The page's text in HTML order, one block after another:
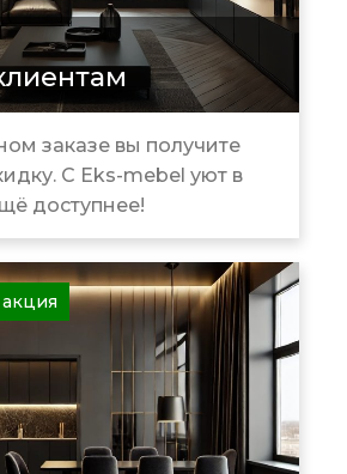
заказе вы получите
С Eks-mebel уют в
доступнее!